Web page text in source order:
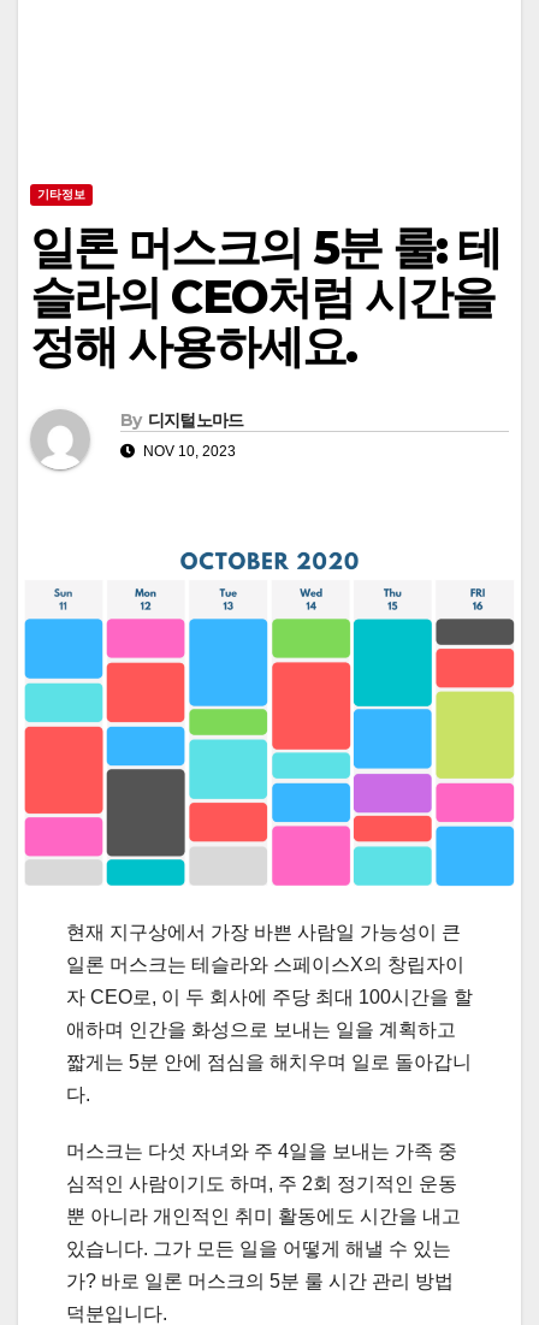
기타정보
일론 머스크의 5분 룰: 테
슬라의 CEO처럼 시간을
정해 사용하세요.
By 디지털노마드
NOV 10, 2023
현재 지구상에서 가장 바쁜 사람일 가능성이 큰
일론 머스크는 테슬라와 스페이스X의 창립자이
자 CEO로, 이 두 회사에 주당 최대 100시간을 할
애하며 인간을 화성으로 보내는 일을 계획하고
짧게는 5분 안에 점심을 해치우며 일로 돌아갑니
다.
머스크는 다섯 자녀와 주 4일을 보내는 가족 중
심적인 사람이기도 하며, 주 2회 정기적인 운동
뿐 아니라 개인적인 취미 활동에도 시간을 내고
있습니다. 그가 모든 일을 어떻게 해낼 수 있는
가? 바로 일론 머스크의 5분 룰 시간 관리 방법
덕분입니다.